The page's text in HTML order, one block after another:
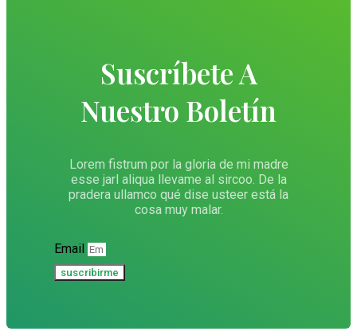
Suscríbete A
Nuestro Boletín
Lorem fistrum por la gloria de mi madre
esse jarl aliqua llevame al sircoo. De la
pradera ullamco qué dise usteer está la
cosa muy malar.
Email
suscribirme